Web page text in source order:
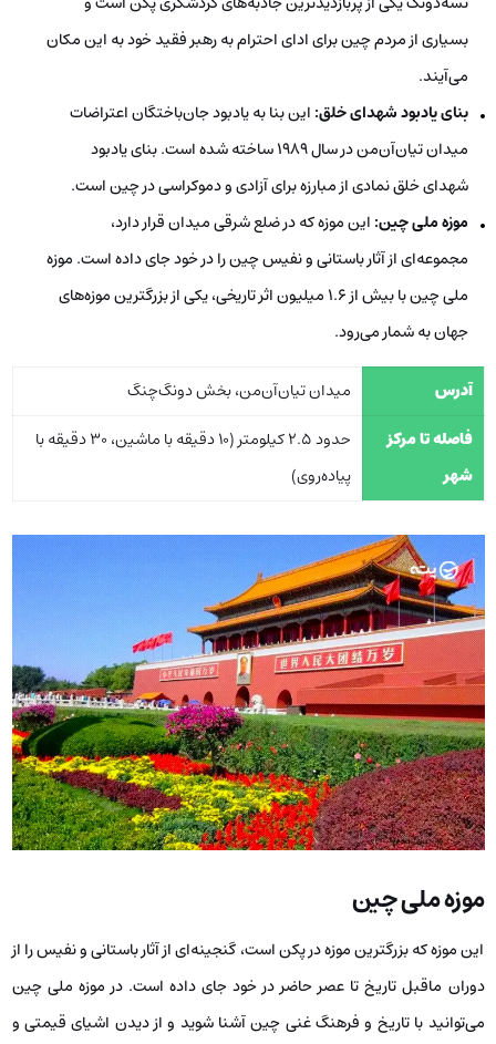
بسیاری از مردم چین برای ادای احترام به رهبر فقید خود به این مکان
می‌آیند.
بنای یادبود شهدای خلق: این بنا به یادبود جان‌باختگان اعتراضات
میدان تیان‌آن‌من در سال 1989 ساخته شده است. بنای یادبود
شهدای خلق نمادی از مبارزه برای آزادی و دموکراسی در چین است.
موزه ملی چین: این موزه که در ضلع شرقی میدان قرار دارد،
مجموعه‌ای از آثار باستانی و نفیس چین را در خود جای داده است. موزه
ملی چین با بیش از 1.6 میلیون اثر تاریخی، یکی از بزرگترین موزه‌های
جهان به شمار می‌رود.
آدرس
میدان تیان‌آن‌من، بخش دونگ‌چنگ
فاصله تا مرکز
شهر
حدود 2.5 کیلومتر (10 دقیقه با ماشین، 30 دقیقه با
پیاده‌روی)
موزه ملی چین
این موزه که بزرگترین موزه در پکن است، گنجینه‌ای از آثار باستانی و نفیس را از
دوران ماقبل تاریخ تا عصر حاضر در خود جای داده است. در موزه ملی چین
می‌توانید با تاریخ و فرهنگ غنی چین آشنا شوید و از دیدن اشیای قیمتی و